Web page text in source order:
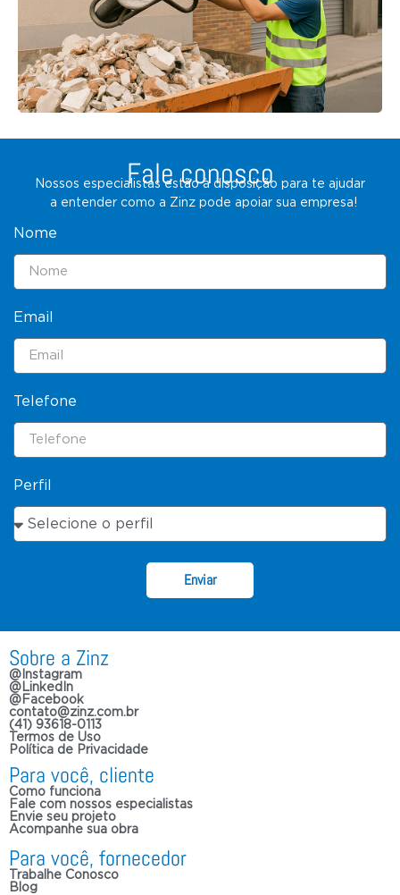
Fale conosco
Nossos especialistas estão à disposição para te ajudar
a entender como a Zinz pode apoiar sua empresa!
Nome
Email
Telefone
Perfil
Enviar
Sobre a Zinz
@Instagram
@LinkedIn
@Facebook
contato@zinz.com.br
(41) 93618-0113
Termos de Uso
Política de Privacidade
Para você, cliente
Como funciona
Fale com nossos especialistas
Envie seu projeto
Acompanhe sua obra
Para você, fornecedor
Trabalhe Conosco
Blog